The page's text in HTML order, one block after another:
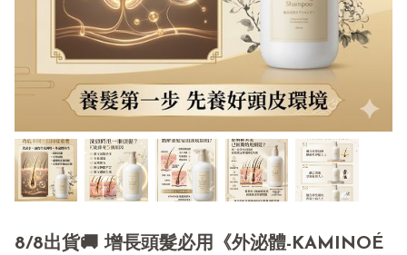
8/8出貨🚚 增長頭髮必用《外泌體-KAMINOÉ